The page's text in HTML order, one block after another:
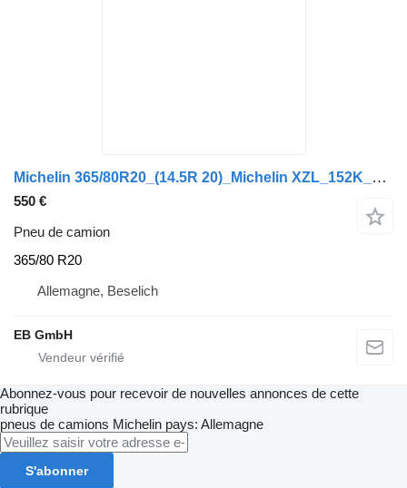
Michelin 365/80R20_(14.5R 20)_Michelin XZL_152K_Unimog_LKW_Demo
550 €
Pneu de camion
365/80 R20
Allemagne, Beselich
EB GmbH
Abonnez-vous pour recevoir de nouvelles annonces de cette
rubrique
pneus de camions Michelin pays: Allemagne
S'abonner